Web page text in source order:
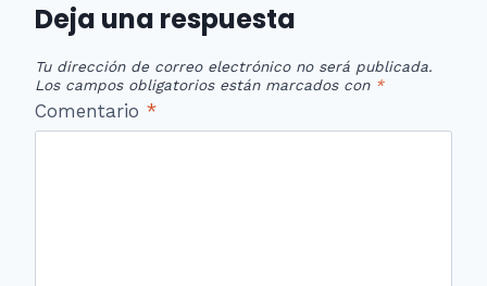
Deja una respuesta
Tu dirección de correo electrónico no será publicada.
Los campos obligatorios están marcados con *
Comentario *